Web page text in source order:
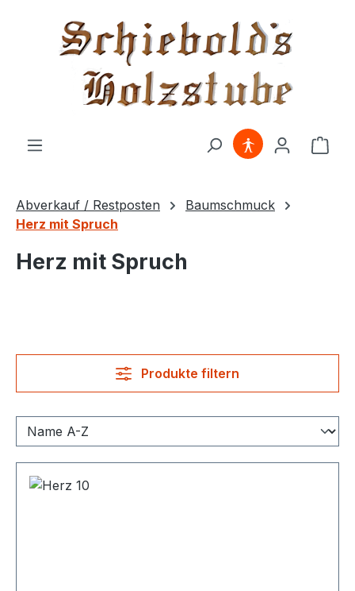
springen
Abverkauf / Restposten
Baumschmuck
Herz mit Spruch
Herz mit Spruch
Produkte filtern